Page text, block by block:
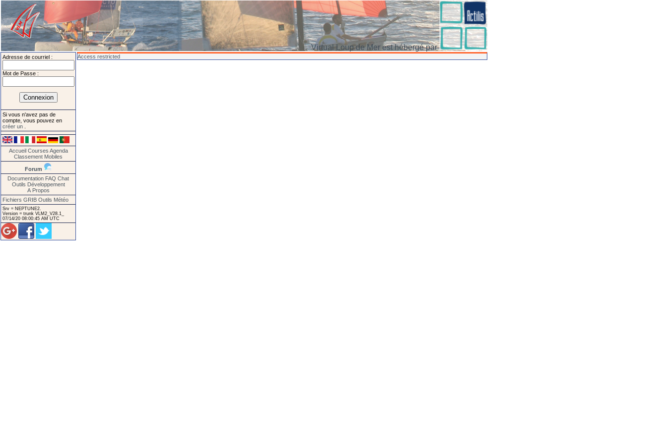
Virtual Loup de Mer est hébergé par
Adresse de courriel :
Mot de Passe :
Si vous n'avez pas de
compte, vous pouvez en
créer un
Accueil Courses Agenda
Classement Mobiles
Forum
Documentation FAQ Chat
Outils Développement
A Propos
Fichiers GRIB Outils Météo
Srv = NEPTUNE2.
Version = trunk VLM2_V28.1_
07/14/20 08:00:45 AM UTC
Access restricted